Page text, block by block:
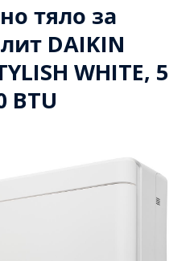
тяло за
DAIKIN
WHITE, 5
BTU